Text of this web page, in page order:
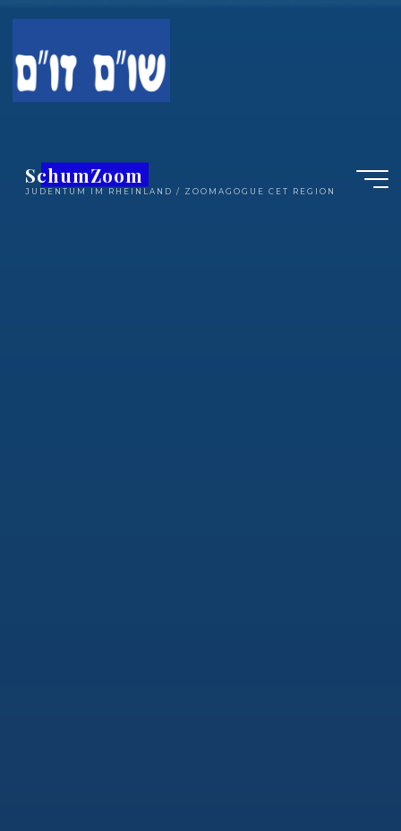
SchumZoom
JUDENTUM IM RHEINLAND / ZOOMAGOGUE CET REGION